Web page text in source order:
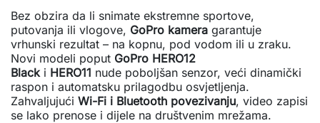
Bez obzira da li snimate ekstremne sportove,
putovanja ili vlogove, GoPro kamera garantuje
vrhunski rezultat – na kopnu, pod vodom ili u zraku.
Novi modeli poput GoPro HERO12
Black i HERO11 nude poboljšan senzor, veći dinamički
raspon i automatsku prilagodbu osvjetljenja.
Zahvaljujući Wi-Fi i Bluetooth povezivanju, video zapisi
se lako prenose i dijele na društvenim mrežama.